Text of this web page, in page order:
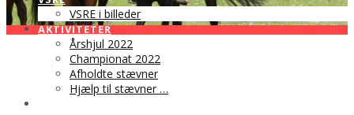
VSRE i billeder
AKTIVITETER
Årshjul 2022
Championat 2022
Afholdte stævner
Hjælp til stævner …